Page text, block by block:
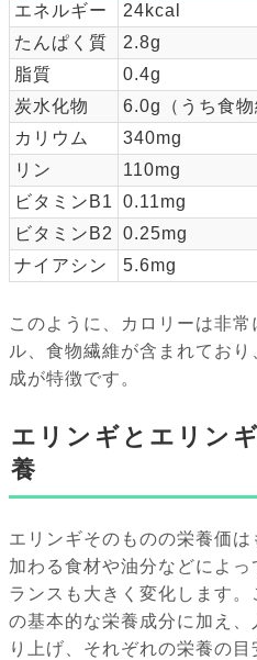
エネルギー
24kcal
たんぱく質
2.8g
脂質
0.4g
炭水化物
6.0g（うち食物
カリウム
340mg
リン
110mg
ビタミンB1
0.11mg
ビタミンB2
0.25mg
ナイアシン
5.6mg
このように、カロリーは非
ル、食物繊維が含まれてお
成が特徴です。
エリンギとエリン
養
エリンギそのものの栄養価
加わる食材や油分などによ
ランスも大きく変化します。
の基本的な栄養成分に加え
り上げ、それぞれの栄養の